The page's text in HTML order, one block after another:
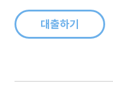
윤홍근 제너시스 BBQ회..
대출하기